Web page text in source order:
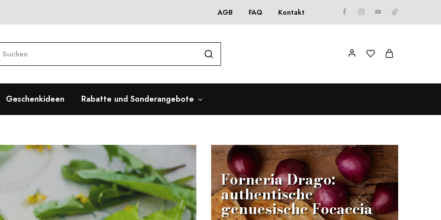
AGB FAQ Kontakt
Geschenkideen Rabatte und Sonderangebote
Forneria Drago:
authentische
genuesische Focaccia